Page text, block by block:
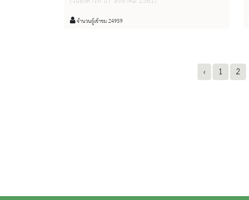
จำนวนผู้เข้าชม 24959
‹ 1 2